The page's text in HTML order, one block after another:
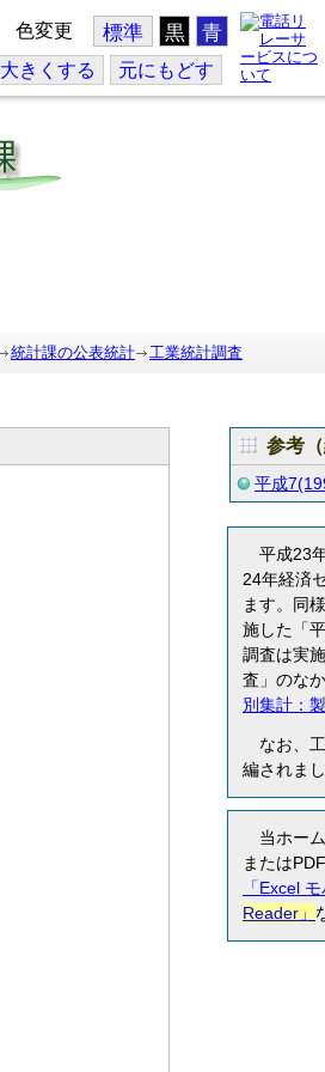
色変更 標準 黒 青
大きくする 元にもどす
統計課の公表統計 工業統計調査
参考
平成
平成23
24年経済
ます。同
施した「
調査は実
査」のな
別集計：
なお、
編されまし
当ホー
または
「Excel
Reader」